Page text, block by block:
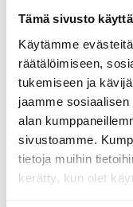
Tämä sivusto
Käytämme
räätälöimiseen,
tukemiseen ja
jaamme
alan
sivustoamme.
tietoja muihin
kerätty, kun olet
1.8.2026
Pentti